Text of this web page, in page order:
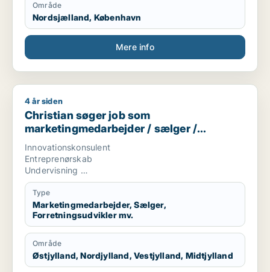
Område
Nordsjælland, København
Mere info
Christian søger job som marketingmedarbejder / sælger /
4 år siden
Christian søger job som
marketingmedarbejder / sælger /
forretningsudvikler / kreativ medarbejder
/ lærer
Innovationskonsulent
Entreprenørskab
Undervisning
Tekstskrivning
Type
Marketingmedarbejder, Sælger,
Forretningsudvikler mv.
Område
Østjylland, Nordjylland, Vestjylland, Midtjylland